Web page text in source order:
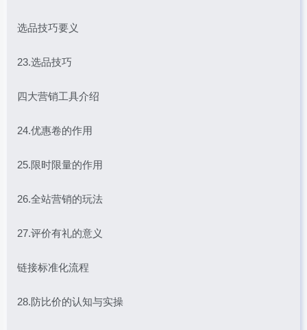
选品技巧要义
23.选品技巧
四大营销工具介绍
24.优惠卷的作用
25.限时限量的作用
26.全站营销的玩法
27.评价有礼的意义
链接标准化流程
28.防比价的认知与实操